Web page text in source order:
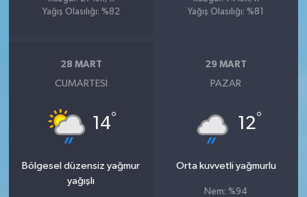
Yağış Olasılığı: %82
Yağış Olasılığı: %81
28 MART
CUMARTESI
14°
Bölgesel düzensiz yağmur
yağışlı
29 MART
PAZAR
12°
Orta kuvvetli yağmurlu
Nem: %94